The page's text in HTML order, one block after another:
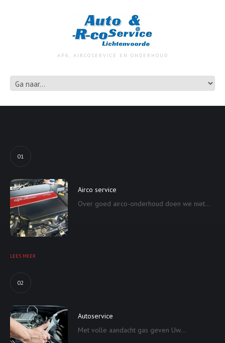
APK, AIRCOSERVICE EN ONDERHOUD
01
Airco service
Over goed airco-onderhoud doen we niet...
LEES MEER
02
Autoservice
Met volle aandacht gas geven Uw...